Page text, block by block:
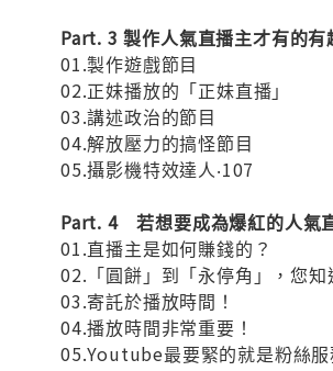
Part. 3 製作人氣直播主才有的有
01.製作遊戲節目
02.正妹播放的「正妹直播」
03.講述政治的節目
04.解放壓力的搞怪節目
05.攝影機特效達人‧107
Part. 4 若想要成為爆紅的人氣
01.直播主是如何賺錢的？
02.「圓餅」到「永停角」，您知
03.寄託於播放時間！
04.播放時間非常重要！
05.Youtube最要緊的就是粉絲服